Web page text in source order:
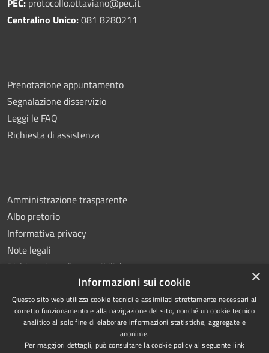
Centralino Unico:081 8280211
Prenotazione appuntamento
Segnalazione disservizio
Leggi le FAQ
Richiesta di assistenza
Amministrazione trasparente
Albo pretorio
Informativa privacy
Note legali
Dichiarazione di accessibilità
RSS
Accessibilità
Copyright © 2026 • Comune di
Ottaviano • Powered by
×
Informazioni sui cookie
Questo sito web utilizza cookie tecnici e assimilati strettamente necessari al
corretto funzionamento e alla navigazione del sito, nonché un cookie tecnico
analitico al solo fine di elaborare informazioni statistiche, aggregate e
anonime.
Per maggiori dettagli, può consultare la cookie policy al seguente link